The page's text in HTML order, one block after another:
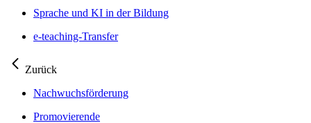
Sprache und KI in der Bildung
e-teaching-Transfer
Zurück
Nachwuchsförderung
Promovierende